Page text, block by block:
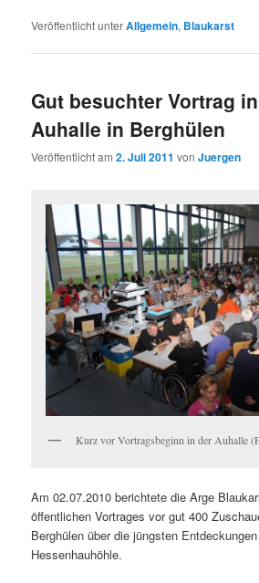
Veröffentlicht unterAllgemein, Blaukarst
Gut besuchter Vortrag
Auhalle in Berghülen
Veröffentlicht am2. Juli 2011 vonJuergen
Kurz vor Vortragsbeginn in der Auhalle
Am 02.07.2010 berichtete die Arge
öffentlichen Vortrages vor gut 400
Berghülen über die jüngsten
Hessenhauhöhle.